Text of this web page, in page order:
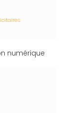
numérique